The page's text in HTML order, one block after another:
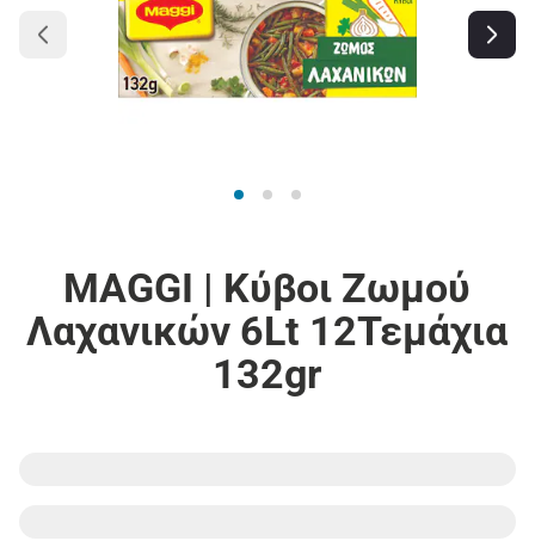
MAGGI | Κύβοι Ζωμού
Λαχανικών 6Lt 12Τεμάχια
132gr